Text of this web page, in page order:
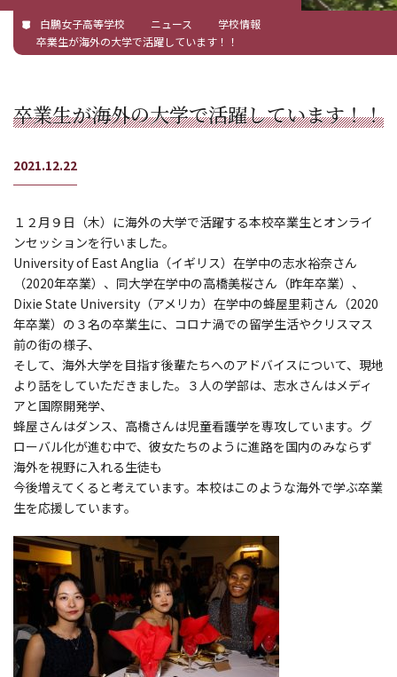
白鵬女子高等学校 ニュース
学校情報
卒業生が海外の大学で活躍しています！！
卒業生が海外の大学で活躍しています！！
2021.12.22
１２月９日（木）に海外の大学で活躍する本校卒業生とオンライ
ンセッションを行いました。
University of East Anglia（イギリス）在学中の志水裕奈さん
（2020年卒業）、同大学在学中の高橋美桜さん（昨年卒業）、
Dixie State University（アメリカ）在学中の蜂屋里莉さん（2020
年卒業）の３名の卒業生に、コロナ渦での留学生活やクリスマス
前の街の様子、
そして、海外大学を目指す後輩たちへのアドバイスについて、現地
より話をしていただきました。３人の学部は、志水さんはメディ
アと国際開発学、
蜂屋さんはダンス、高橋さんは児童看護学を専攻しています。グ
ローバル化が進む中で、彼女たちのように進路を国内のみならず
海外を視野に入れる生徒も
今後増えてくると考えています。本校はこのような海外で学ぶ卒業
生を応援しています。